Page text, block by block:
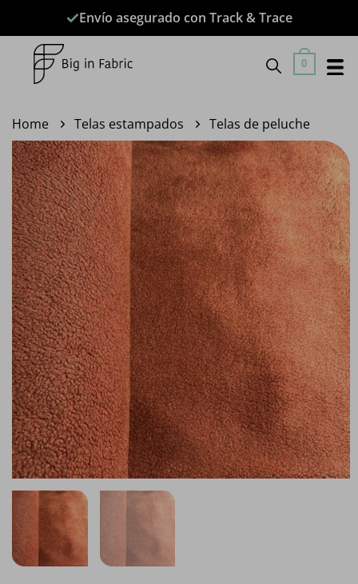
contenido
Envío asegurado con Track & Trace
0
Home Telas estampados Telas de peluche